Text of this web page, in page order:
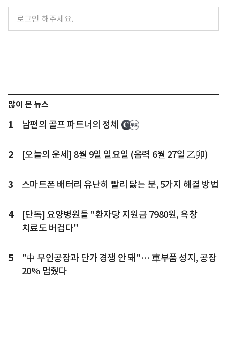
많이 본 뉴스
1 남편의 골프 파트너의 정체
2 [오늘의 운세] 8월 9일 일요일 (음력 6월 27일 乙卯)
3 스마트폰 배터리 유난히 빨리 닳는 분, 5가지 해결 방법
4
[단독] 요양병원들 "환자당 지원금 7980원, 욕창
치료도 버겁다"
5
"中 무인공장과 단가 경쟁 안 돼"… 車부품 성지, 공장
20% 멈췄다